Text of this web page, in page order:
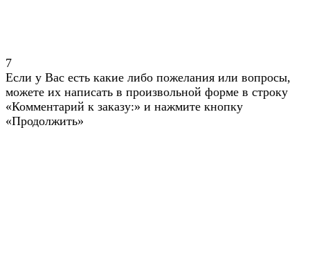
7
Если у Вас есть какие либо пожелания или вопросы,
можете их написать в произвольной форме в строку
«Комментарий к заказу:» и нажмите кнопку
«Продолжить»